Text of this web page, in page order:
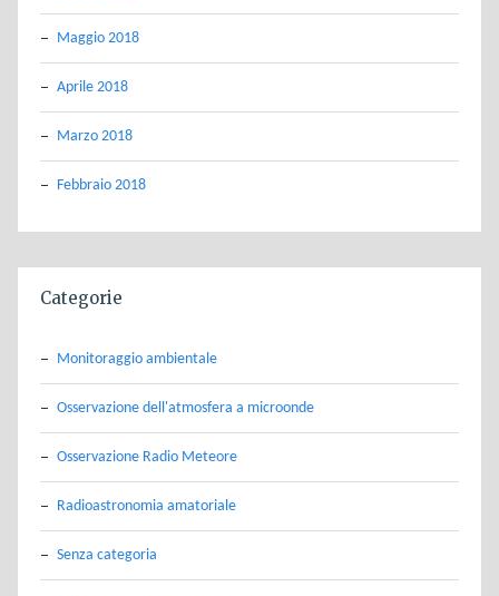
Maggio 2018
Aprile 2018
Marzo 2018
Febbraio 2018
Categorie
Monitoraggio ambientale
Osservazione dell'atmosfera a microonde
Osservazione Radio Meteore
Radioastronomia amatoriale
Senza categoria